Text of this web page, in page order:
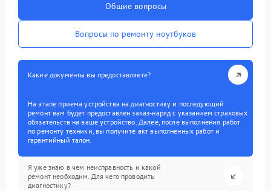
Общие вопросы
Вопросы по ремонту ноутбуков
Какие документы вы предоставляете?
На этапе приема устройства на диагностику и последующий
ремонт вам будет предоставлен заказ-наряд с указанием страховых
обязательств на ваше устройство. Далее, после выполнения работ
по ремонту техники, вы получите акт выполненных работ и
гарантийный талон.
Я уже знаю в чем неисправность и какой
ремонт необходим. Для чего проводить
диагностику?